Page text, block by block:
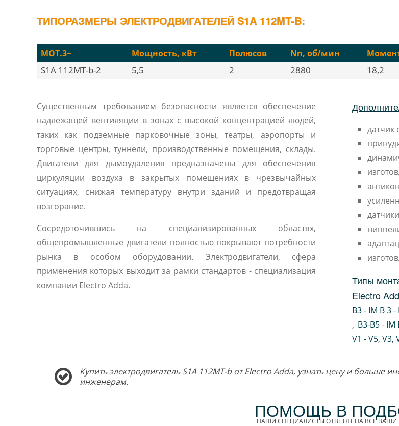
ТИПОРАЗМЕРЫ ЭЛЕКТРОДВИГАТЕЛЕЙ S1A 112MT-B:
MOT.3~ Мощность, кВт Полюсов Nn, об/мин
S1A 112MT-b-2 5,5 2 2880 18,2
Существенным требованием безопасности является обеспечение
надлежащей вентиляции в зонах с высокой концентрацией людей,
таких как подземные парковочные зоны, театры, аэропорты и
торговые центры, туннели, производственные помещения, склады.
Двигатели для дымоудаления предназначены для обеспечения
циркуляции воздуха в закрытых помещениях в чрезвычайных
ситуациях, снижая температуру внутри зданий и предотвращая
возгорание.
Сосредоточившись на специализированных областях,
общепромышленные двигатели полностью покрывают потребности
рынка в особом оборудовании. Электродвигатели, сфера
применения которых выходит за рамки стандартов - специализация
компании Electro Adda.
датчик
Типы
Electro
B3 - IM B 3 -
, B3-B5 - IM
V1 - V5, V3,
Купить электродвигатель S1A 112MT-b от Electro Adda, узнать цену и
инженерам.
ПОМОЩЬ В
НАШИ СПЕЦИАЛИСТЫ ОТВЕТЯТ НА ВСЕ